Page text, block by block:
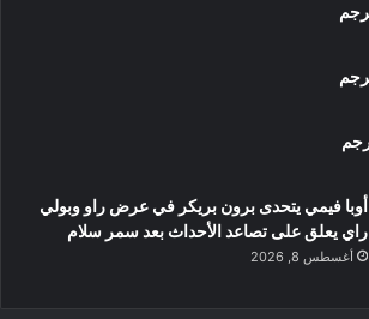
أوبا فيمي يتحدى برون بريكر في عرض راو وبولي
راي يعلق على تصاعد الأحداث بعد سمر سلام
أغسطس 8, 2026